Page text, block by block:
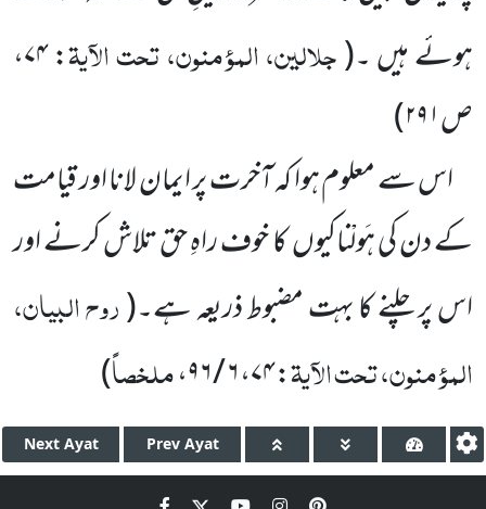
ہوئے ہیں ۔(جلالین، المؤمنون، تحت الآیۃ:۷۴،
ص۲۹۱)
اس سے معلوم ہوا کہ آخرت پر ایمان لانا اور قیامت
کے دن کی ہَولْناکیوںکا خوف راہِ حق تلاش کرنے اور
اس پر چلنے کا بہت مضبوط ذریعہ ہے۔(روح البیان،
المؤمنون، تحت الآیۃ:۷۴،۶ / ۹۶ ،ملخصاً)
Next Ayat Prev Ayat